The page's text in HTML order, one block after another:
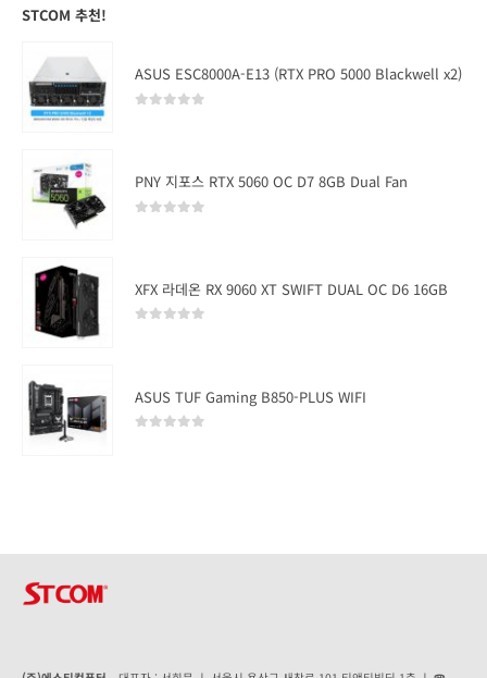
STCOM 추천!
ASUS ESC8000A-E13 (RTX PRO 5000 Blackwell x2)
PNY 지포스 RTX 5060 OC D7 8GB Dual Fan
XFX 라데온 RX 9060 XT SWIFT DUAL OC D6 16GB
ASUS TUF Gaming B850-PLUS WIFI